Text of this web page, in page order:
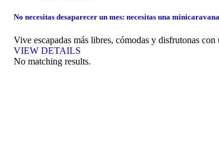
No necesitas desaparecer un mes: necesitas una
Vive escapadas más libres, cómodas y disfrutonas
VIEW DETAILS
No matching results.